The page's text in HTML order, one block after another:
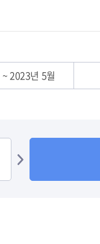
2023년 5월